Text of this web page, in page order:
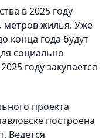
в 2025 году
метров жилья. Уже
конца года будут
социально
году закупается
проекта
построена
Ведется